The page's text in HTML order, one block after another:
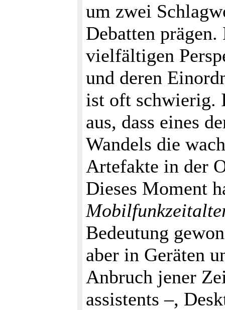
um zwei
Debatten
vielfältigen
und deren
ist oft schwierig.
aus, dass eines
Wandels die
Artefakte in der
Dieses Moment
Bedeutung
aber in Geräten
Anbruch jener
assistents –,